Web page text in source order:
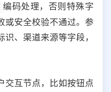
编码处理，否则特殊字
或安全校验不通过。参
、渠道来源等字段，
交互节点，比如按钮点